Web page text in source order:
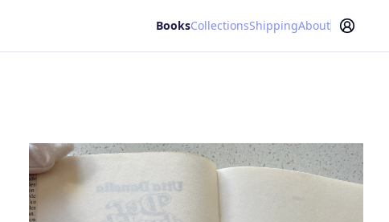
BooksCollectionsShippingAbout